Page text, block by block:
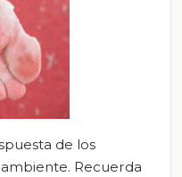
de los
Recuerda